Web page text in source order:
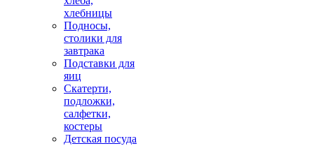
хлебницы
Подносы,
столики для
завтрака
Подставки для
яиц
Скатерти,
подложки,
салфетки,
костеры
Детская посуда